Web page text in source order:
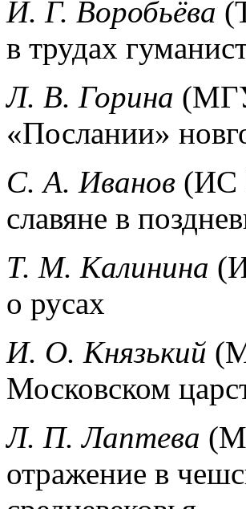
И. Г. Воробьёва
в трудах
Л. В. Горина
«Послании»
С. А. Иванов (ИС
славяне в
Т. М. Калинина
о русах
И. О. Князький
Московском
Л. П. Лаптева
отражение в